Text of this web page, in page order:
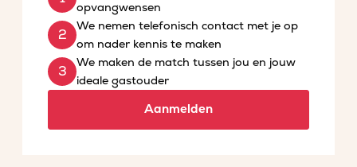
opvangwensen
We nemen telefonisch contact met je op
om nader kennis te maken
We maken de match tussen jou en jouw
ideale gastouder
Aanmelden